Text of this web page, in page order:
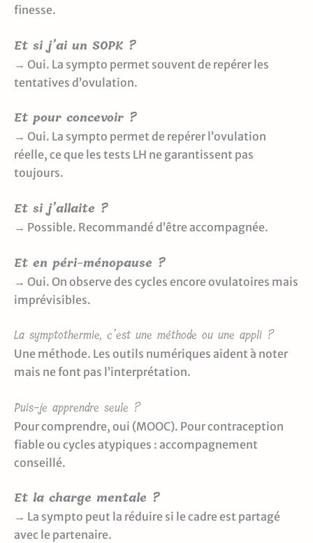
finesse.
Et si j’ai un SOPK ?
→ Oui. La sympto permet souvent de repérer les
tentatives d’ovulation.
Et pour concevoir ?
→ Oui. La sympto permet de repérer l’ovulation
réelle, ce que les tests LH ne garantissent pas
toujours.
Et si j’allaite ?
→ Possible. Recommandé d’être accompagnée.
Et en péri-ménopause ?
→ Oui. On observe des cycles encore ovulatoires mais
imprévisibles.
La symptothermie, c’est une méthode ou une appli ?
Une méthode. Les outils numériques aident à noter
mais ne font pas l’interprétation.
Puis-je apprendre seule ?
Pour comprendre, oui (MOOC). Pour contraception
fiable ou cycles atypiques : accompagnement
conseillé.
Et la charge mentale ?
→ La sympto peut la réduire si le cadre est partagé
avec le partenaire.